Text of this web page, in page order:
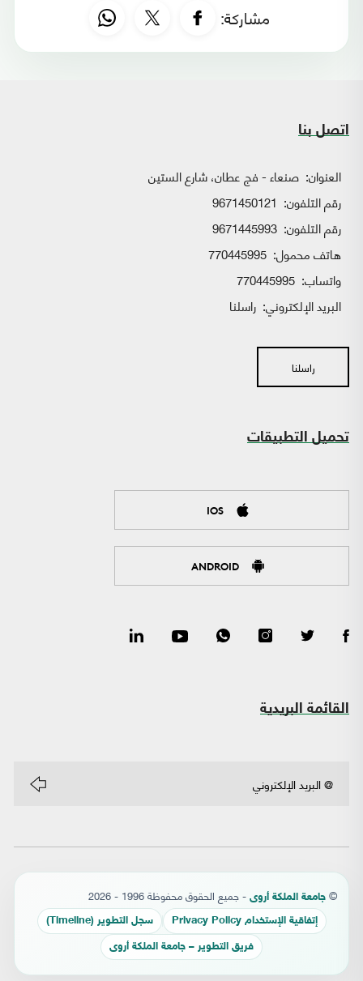
مشاركة:
اتصل بنا
العنوان: صنعاء - فج عطان، شارع الستين
رقم التلفون: 9671450121
رقم التلفون: 9671445993
هاتف محمول: 770445995
واتساب:
البريد الإلكتروني: راسلنا
راسلنا
تحميل التطبيقات
IOS
ANDROID
القائمة البريدية
© جامعة الملكة أروى - جميع الحقوق محفوظة 1996 - 2026
إتفاقية الإستخدام Privacy Policy سجل التطوير (Timeline)
فريق التطوير – جامعة الملكة أروى